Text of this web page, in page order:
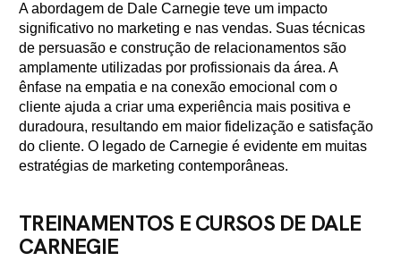
A abordagem de Dale Carnegie teve um impacto
significativo no marketing e nas vendas. Suas técnicas
de persuasão e construção de relacionamentos são
amplamente utilizadas por profissionais da área. A
ênfase na empatia e na conexão emocional com o
cliente ajuda a criar uma experiência mais positiva e
duradoura, resultando em maior fidelização e satisfação
do cliente. O legado de Carnegie é evidente em muitas
estratégias de marketing contemporâneas.
TREINAMENTOS E CURSOS DE DALE
CARNEGIE